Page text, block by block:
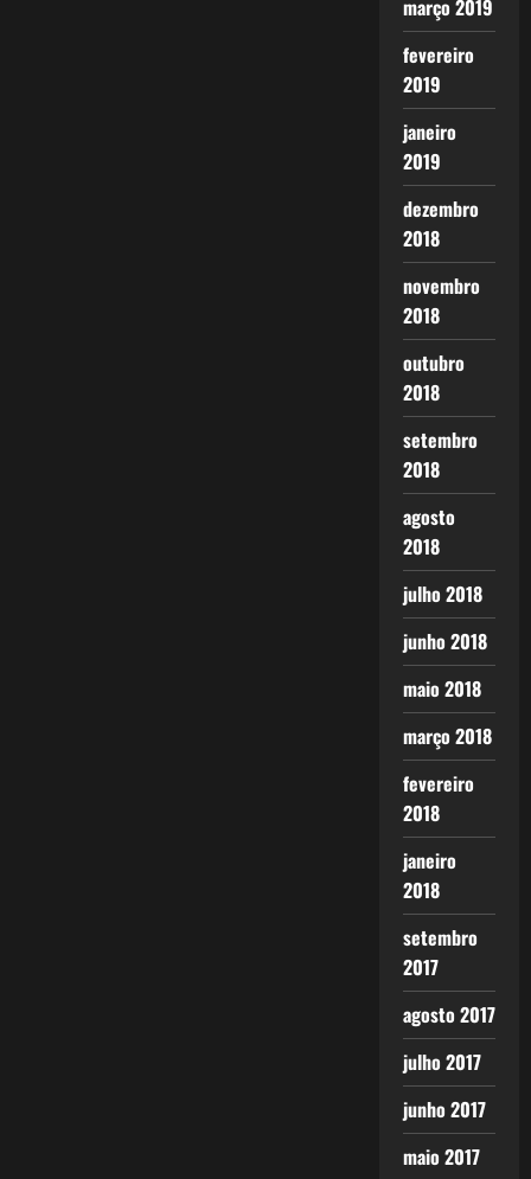
março 2019
fevereiro
2019
janeiro
2019
dezembro
2018
novembro
2018
outubro
2018
setembro
2018
agosto
2018
julho 2018
junho 2018
maio 2018
março 2018
fevereiro
2018
janeiro
2018
setembro
2017
agosto 2017
julho 2017
junho 2017
maio 2017